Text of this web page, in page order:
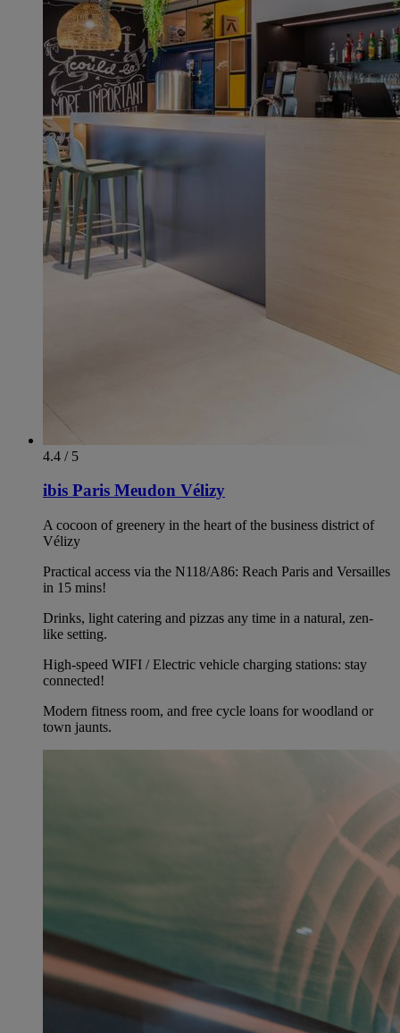
4.4 / 5
ibis Paris Meudon Vélizy
A cocoon of greenery in the heart of the business district of
Vélizy
Practical access via the N118/A86: Reach Paris and Versailles
in 15 mins!
Drinks, light catering and pizzas any time in a natural, zen-
like setting.
High-speed WIFI / Electric vehicle charging stations: stay
connected!
Modern fitness room, and free cycle loans for woodland or
town jaunts.